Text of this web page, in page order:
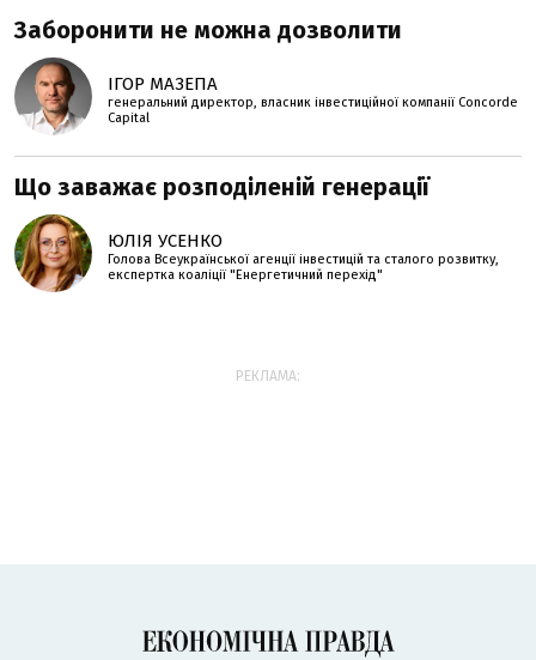
Заборонити не можна дозволити
ІГОР МАЗЕПА
генеральний директор, власник інвестиційної компанії Concorde
Capital
Що заважає розподіленій генерації
ЮЛІЯ УСЕНКО
Голова Всеукраїнської агенції інвестицій та сталого розвитку,
експертка коаліції "Енергетичний перехід"
РЕКЛАМА: